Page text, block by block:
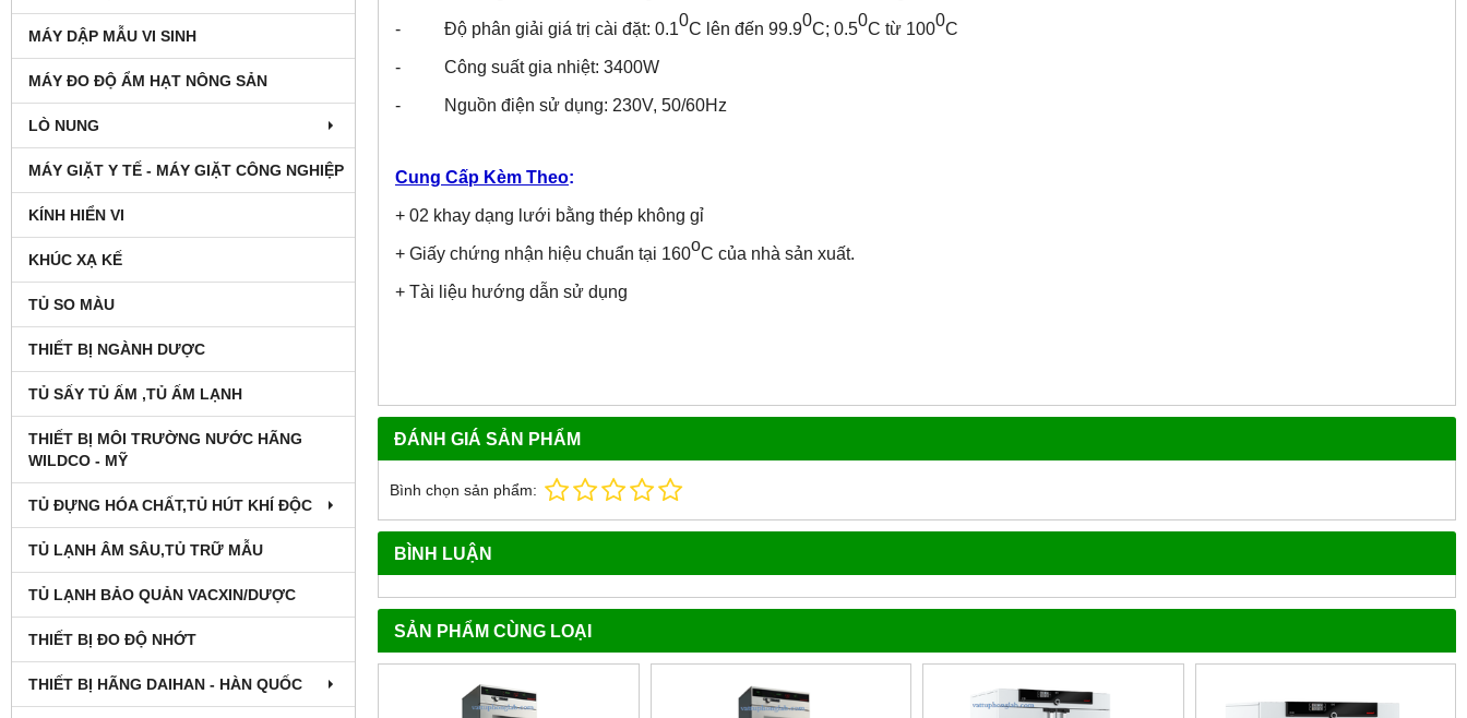
MÁY DẬP MẪU VI SINH
MÁY ĐO ĐỘ ẨM HẠT NÔNG SẢN
LÒ NUNG
MÁY GIẶT Y TẾ - MÁY GIẶT CÔNG NGHIỆP
KÍNH HIỂN VI
KHÚC XẠ KẾ
TỦ SO MÀU
THIẾT BỊ NGÀNH DƯỢC
TỦ SẤY TỦ ẤM ,TỦ ẤM LẠNH
THIẾT BỊ MÔI TRƯỜNG NƯỚC HÃNG
WILDCO - MỸ
TỦ ĐỰNG HÓA CHẤT,TỦ HÚT KHÍ ĐỘC
TỦ LẠNH ÂM SÂU,TỦ TRỮ MẪU
TỦ LẠNH BẢO QUẢN VACXIN/DƯỢC
THIẾT BỊ ĐO ĐỘ NHỚT
THIẾT BỊ HÃNG DAIHAN - HÀN QUỐC
- Độ phân giải giá trị cài đặt: 0.10C lên đến 99.90C; 0.50C từ 1000C
- Công suất gia nhiệt: 3400W
- Nguồn điện sử dụng: 230V, 50/60Hz
Cung Cấp Kèm Theo:
+ 02 khay dạng lưới bằng thép không gỉ
+ Giấy chứng nhận hiệu chuẩn tại 160oC của nhà sản xuất.
+ Tài liệu hướng dẫn sử dụng
ĐÁNH GIÁ SẢN PHẨM
Bình chọn sản phẩm:
BÌNH LUẬN
SẢN PHẨM CÙNG LOẠI